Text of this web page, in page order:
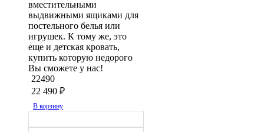
вместительными
выдвижными ящиками для
постельного белья или
игрушек. К тому же, это
еще и детская кровать,
купить которую недорого
Вы сможете у нас!
22490
22 490 ₽
В корзину